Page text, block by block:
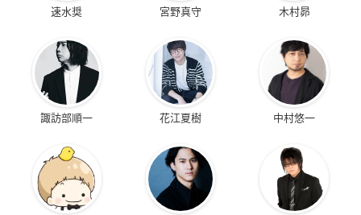
速水奨 宮野真守 木村昴
諏訪部順一 花江夏樹 中村悠一